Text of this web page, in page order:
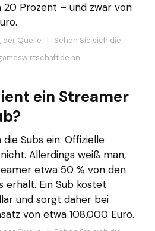
20 Prozent – und zwar von
der Quelle | Sehen Sie sich die
an
ein Streamer
Subs ein: Offizielle
Allerdings weiß man,
etwa 50 % von den
erhält. Ein Sub kostet
und sorgt daher bei
von etwa 108.000 Euro.